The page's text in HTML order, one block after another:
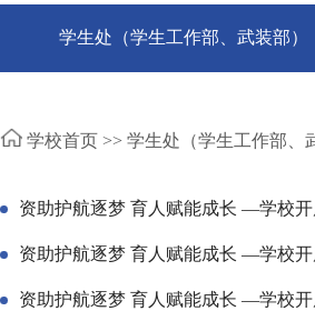
学生处（学生工作部、武装部）
学校首页 >> 学生处（学生工作部、
资助护航逐梦 育人赋能成长 —学校
资助护航逐梦 育人赋能成长 —学校
资助护航逐梦 育人赋能成长 —学校